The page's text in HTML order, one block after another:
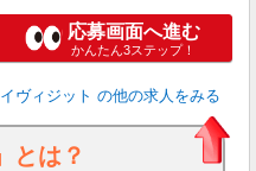
応募画面へ進む
かんたん3ステップ！
ヴィジット の他の求人をみる
とは？